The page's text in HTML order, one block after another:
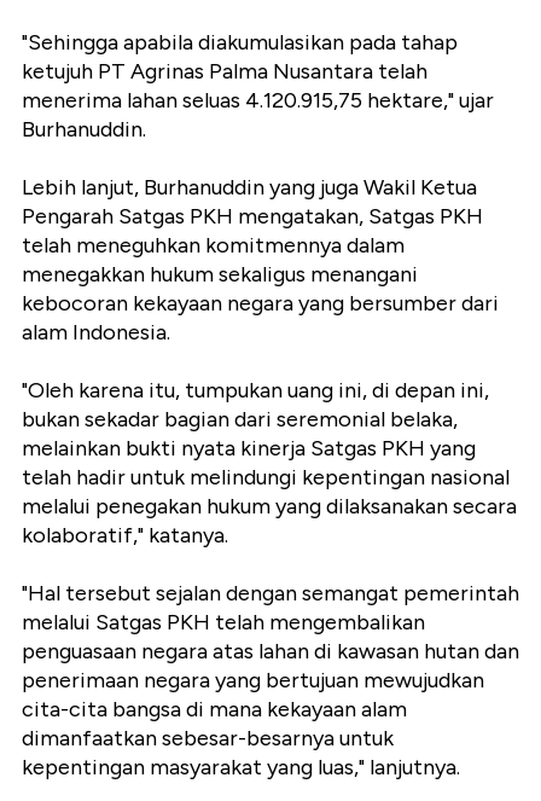
"Sehingga apabila diakumulasikan pada tahap
ketujuh PT Agrinas Palma Nusantara telah
menerima lahan seluas 4.120.915,75 hektare," ujar
Burhanuddin.
Lebih lanjut, Burhanuddin yang juga Wakil Ketua
Pengarah Satgas PKH mengatakan, Satgas PKH
telah meneguhkan komitmennya dalam
menegakkan hukum sekaligus menangani
kebocoran kekayaan negara yang bersumber dari
alam Indonesia.
"Oleh karena itu, tumpukan uang ini, di depan ini,
bukan sekadar bagian dari seremonial belaka,
melainkan bukti nyata kinerja Satgas PKH yang
telah hadir untuk melindungi kepentingan nasional
melalui penegakan hukum yang dilaksanakan secara
kolaboratif," katanya.
"Hal tersebut sejalan dengan semangat pemerintah
melalui Satgas PKH telah mengembalikan
penguasaan negara atas lahan di kawasan hutan dan
penerimaan negara yang bertujuan mewujudkan
cita-cita bangsa di mana kekayaan alam
dimanfaatkan sebesar-besarnya untuk
kepentingan masyarakat yang luas," lanjutnya.